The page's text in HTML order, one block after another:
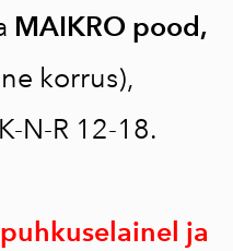
MAIKRO pood,
korrus),
N-R 12-18.
ja